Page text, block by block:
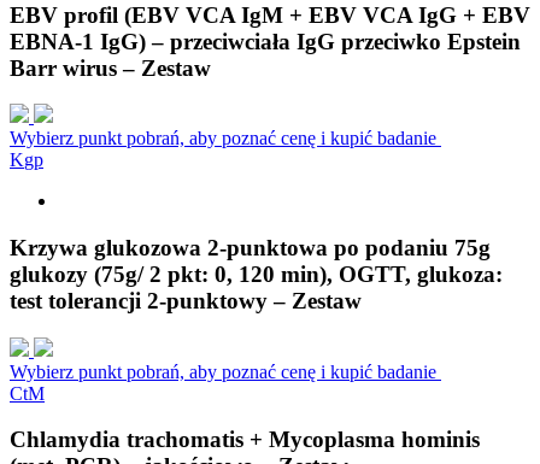
EBV profil (EBV VCA IgM + EBV VCA IgG + EBV
EBNA-1 IgG) – przeciwciała IgG przeciwko Epstein
Barr wirus – Zestaw
Wybierz punkt pobrań, aby poznać cenę i kupić badanie
Kgp
Krzywa glukozowa 2-punktowa po podaniu 75g
glukozy (75g/ 2 pkt: 0, 120 min), OGTT, glukoza:
test tolerancji 2-punktowy – Zestaw
Wybierz punkt pobrań, aby poznać cenę i kupić badanie
CtM
Chlamydia trachomatis + Mycoplasma hominis